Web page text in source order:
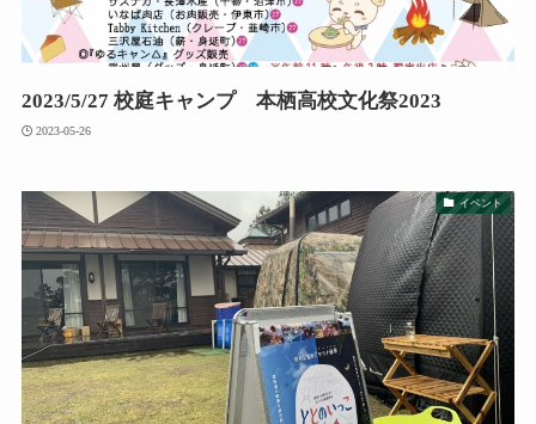
2023/5/27 校庭キャンプ 本栖高校文化祭2023
2023-05-26
イベント